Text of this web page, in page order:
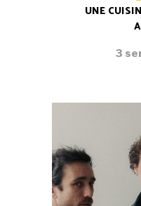
UNE
3